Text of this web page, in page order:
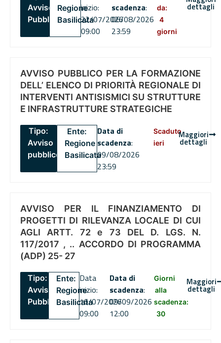
Avviso
Pubblico
Regione
Basilicata
inizio:
22/07/2026
09:00
scadenza:
06/08/2026
23:59
da:
4
giorni
dettagli
AVVISO PUBBLICO PER LA FORMAZIONE
DELL’ ELENCO DI PRIORITÀ REGIONALE DI
INTERVENTI ANTISISMICI SU STRUTTURE
E INFRASTRUTTURE STRATEGICHE
Tipo:
Avviso
pubblico
Ente:
Regione
Basilicata
Data di
scadenza:
09/08/2026
23:59
Scaduto
ieri
Maggiori
dettagli
AVVISO PER IL FINANZIAMENTO DI
PROGETTI DI RILEVANZA LOCALE DI CUI
AGLI ARTT. 72 e 73 DEL D. LGS. N.
117/2017 , .. ACCORDO DI PROGRAMMA
(ADP) 25- 27
Tipo:
Avviso
Pubblico
Ente:
Regione
Basilicata
Data
inizio:
16/07/2026
09:00
Data di
scadenza:
09/09/2026
12:00
Giorni
alla
scadenza:
30
Maggiori
dettagli